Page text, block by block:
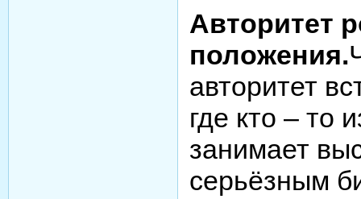
Авторитет
положения.
авторитет
где кто – то
занимает
серьёзным